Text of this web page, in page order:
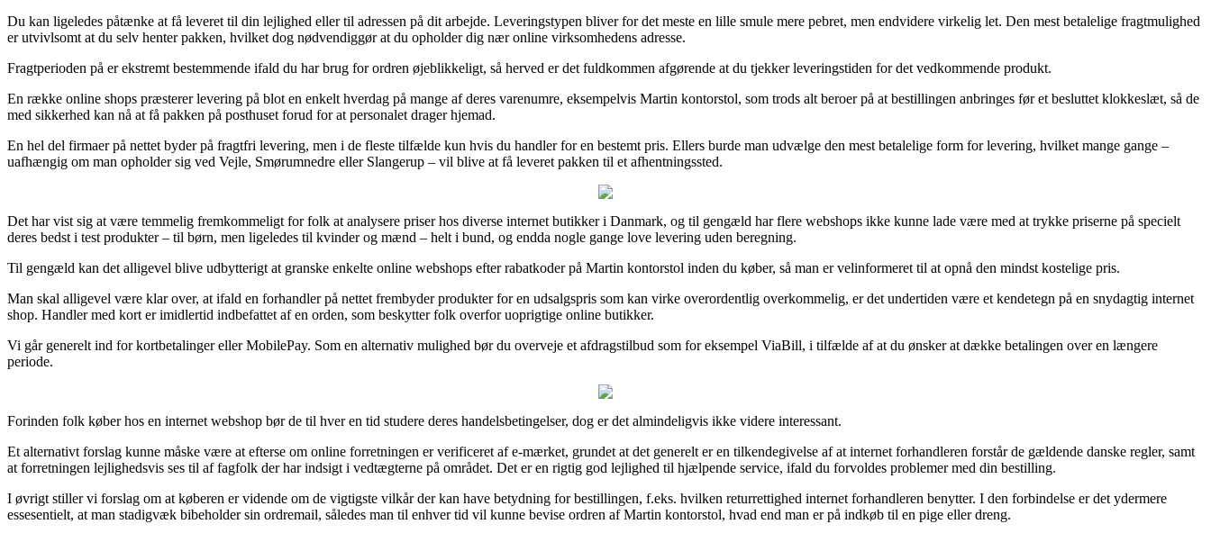
Du kan ligeledes påtænke at få leveret til din lejlighed eller til adressen på dit arbejde. Leveringstypen bliver for det meste en lille smule mere pebret, men endvidere virkelig let. Den mest betalelige fragtmulighed
er utvivlsomt at du selv henter pakken, hvilket dog nødvendiggør at du opholder dig nær online virksomhedens adresse.
Fragtperioden på er ekstremt bestemmende ifald du har brug for ordren øjeblikkeligt, så herved er det fuldkommen afgørende at du tjekker leveringstiden for det vedkommende produkt.
En række online shops præsterer levering på blot en enkelt hverdag på mange af deres varenumre, eksempelvis Martin kontorstol, som trods alt beroer på at bestillingen anbringes før et besluttet klokkeslæt, så de
med sikkerhed kan nå at få pakken på posthuset forud for at personalet drager hjemad.
En hel del firmaer på nettet byder på fragtfri levering, men i de fleste tilfælde kun hvis du handler for en bestemt pris. Ellers burde man udvælge den mest betalelige form for levering, hvilket mange gange –
uafhængig om man opholder sig ved Vejle, Smørumnedre eller Slangerup – vil blive at få leveret pakken til et afhentningssted.
Det har vist sig at være temmelig fremkommeligt for folk at analysere priser hos diverse internet butikker i Danmark, og til gengæld har flere webshops ikke kunne lade være med at trykke priserne på specielt
deres bedst i test produkter – til børn, men ligeledes til kvinder og mænd – helt i bund, og endda nogle gange love levering uden beregning.
Til gengæld kan det alligevel blive udbytterigt at granske enkelte online webshops efter rabatkoder på Martin kontorstol inden du køber, så man er velinformeret til at opnå den mindst kostelige pris.
Man skal alligevel være klar over, at ifald en forhandler på nettet frembyder produkter for en udsalgspris som kan virke overordentlig overkommelig, er det undertiden være et kendetegn på en snydagtig internet
shop. Handler med kort er imidlertid indbefattet af en orden, som beskytter folk overfor uoprigtige online butikker.
Vi går generelt ind for kortbetalinger eller MobilePay. Som en alternativ mulighed bør du overveje et afdragstilbud som for eksempel ViaBill, i tilfælde af at du ønsker at dække betalingen over en længere
periode.
Forinden folk køber hos en internet webshop bør de til hver en tid studere deres handelsbetingelser, dog er det almindeligvis ikke videre interessant.
Et alternativt forslag kunne måske være at efterse om online forretningen er verificeret af e-mærket, grundet at det generelt er en tilkendegivelse af at internet forhandleren forstår de gældende danske regler, samt
at forretningen lejlighedsvis ses til af fagfolk der har indsigt i vedtægterne på området. Det er en rigtig god lejlighed til hjælpende service, ifald du forvoldes problemer med din bestilling.
I øvrigt stiller vi forslag om at køberen er vidende om de vigtigste vilkår der kan have betydning for bestillingen, f.eks. hvilken returrettighed internet forhandleren benytter. I den forbindelse er det ydermere
essesentielt, at man stadigvæk bibeholder sin ordremail, således man til enhver tid vil kunne bevise ordren af Martin kontorstol, hvad end man er på indkøb til en pige eller dreng.